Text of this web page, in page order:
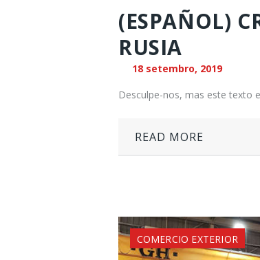
(ESPAÑOL)
RUSIA
18 setembro, 2019
Desculpe-nos, mas este texto
READ MORE
COMERCIO EXTERIOR